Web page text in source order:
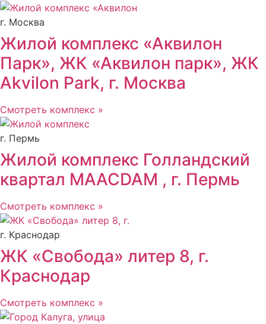
г. Москва
Жилой комплекс «Аквилон
Парк», ЖК «Аквилон парк», ЖК
Akvilon Park, г. Москва
Смотреть комплекс »
г. Пермь
Жилой комплекс Голландский
квартал MAACDAM , г. Пермь
Смотреть комплекс »
г. Краснодар
ЖК «Свобода» литер 8, г.
Краснодар
Смотреть комплекс »